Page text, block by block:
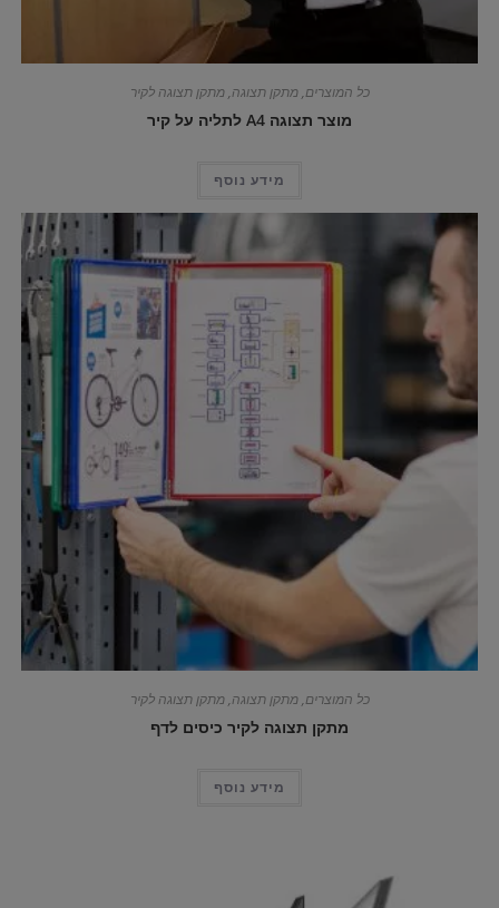
כל המוצרים,מתקן תצוגה,מתקן תצוגה לקיר
מוצר תצוגה A4 לתליה על קיר
מידע נוסף
כל המוצרים,מתקן תצוגה,מתקן תצוגה לקיר
מתקן תצוגה לקיר כיסים לדף
מידע נוסף